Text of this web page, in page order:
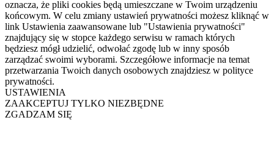
oznacza, że pliki cookies będą umieszczane w Twoim urządzeniu
końcowym. W celu zmiany ustawień prywatności możesz kliknąć w
link Ustawienia zaawansowane lub "Ustawienia prywatności"
znajdujący się w stopce każdego serwisu w ramach których
będziesz mógł udzielić, odwołać zgodę lub w inny sposób
zarządzać swoimi wyborami. Szczegółowe informacje na temat
przetwarzania Twoich danych osobowych znajdziesz w polityce
prywatności.
USTAWIENIA
ZAAKCEPTUJ TYLKO NIEZBĘDNE
ZGADZAM SIĘ